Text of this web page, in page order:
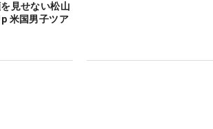
見せない松山
米国男子ツア